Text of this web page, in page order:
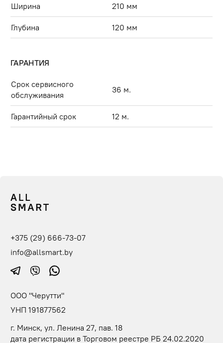
Ширина 210 мм
Глубина 120 мм
ГАРАНТИЯ
Срок сервисного
обслуживания
36 м.
Гарантийный срок 12 м.
+375 (29) 666-73-07
info@allsmart.by
ООО "Черутти"
УНП 191877562
г. Минск, ул. Ленина 27, пав. 18
дата регистрации в Торговом реестре РБ 24.02.2020